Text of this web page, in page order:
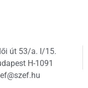
út 53/a. I/15.
H-1091